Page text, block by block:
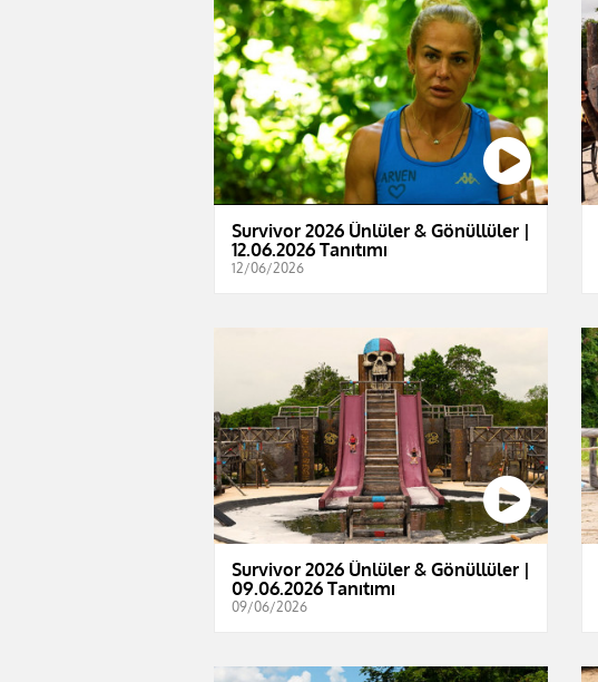
Survivor 2026 Ünlüler & Gönüllüler |
12.06.2026 Tanıtımı
12/06/2026
Survivor 2026 Ünlüler & Gönüllüler |
09.06.2026 Tanıtımı
09/06/2026